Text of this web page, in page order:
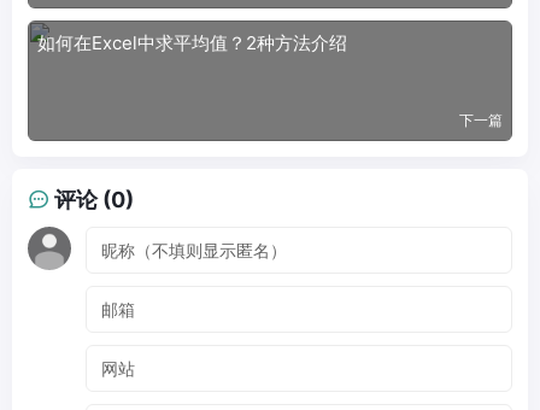
如何在Excel中求平均值？2种方法介绍
下一篇
评论 (0)